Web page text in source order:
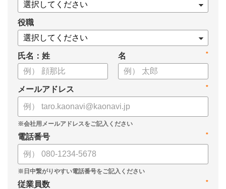
・AI活用の土台、カオナビの「タレントマネジメント」でできる
こと役職
氏名：姓 *
名
*
メールアドレス
*
電話番号
*
従業員数